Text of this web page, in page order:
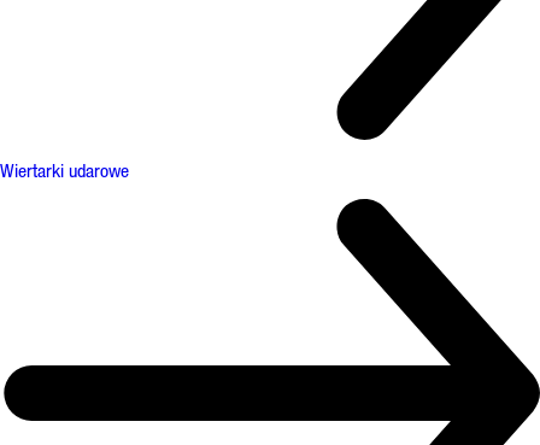
Wiertarki udarowe